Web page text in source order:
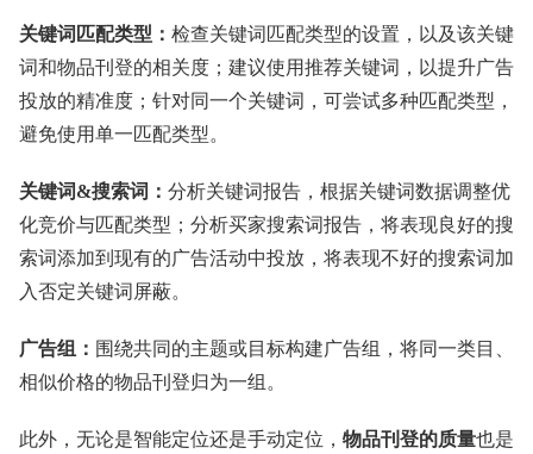
关键词匹配类型： 检查关键词匹配类型的设置，以及该关键
词和物品刊登的相关度；建议使用推荐关键词，以提升广告
投放的精准度；针对同一个关键词，可尝试多种匹配类型，
避免使用单一匹配类型。
关键词&搜索词： 分析关键词报告，根据关键词数据调整优
化竞价与匹配类型；分析买家搜索词报告，将表现良好的搜
索词添加到现有的广告活动中投放，将表现不好的搜索词加
入否定关键词屏蔽。
广告组： 围绕共同的主题或目标构建广告组，将同一类目、
相似价格的物品刊登归为一组。
此外，无论是智能定位还是手动定位， 物品刊登的质量也是